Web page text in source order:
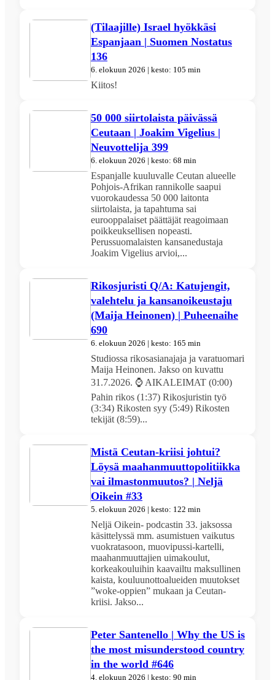
(Tilaajille) Israel hyökkäsi
Espanjaan | Suomen Nostatus
136
6. elokuun 2026 | kesto: 105 min
Kiitos!
50 000 siirtolaista päivässä
Ceutaan | Joakim Vigelius |
Neuvottelija 399
6. elokuun 2026 | kesto: 68 min
Espanjalle kuuluvalle Ceutan alueelle
Pohjois-Afrikan rannikolle saapui
vuorokaudessa 50 000 laitonta
siirtolaista, ja tapahtuma sai
eurooppalaiset päättäjät reagoimaan
poikkeuksellisen nopeasti.
Perussuomalaisten kansanedustaja
Joakim Vigelius arvioi,...
Rikosjuristi Q/A: Katujengit,
valehtelu ja kansanoikeustaju
(Maija Heinonen) | Puheenaihe
690
6. elokuun 2026 | kesto: 165 min
Studiossa rikosasianajaja ja varatuomari
Maija Heinonen. Jakso on kuvattu
31.7.2026. ⌚ AIKALEIMAT (0:00)
Pahin rikos (1:37) Rikosjuristin työ
(3:34) Rikosten syy (5:49) Rikosten
tekijät (8:59)...
Mistä Ceutan-kriisi johtui?
Löysä maahanmuuttopolitiikka
vai ilmastonmuutos? | Neljä
Oikein #33
5. elokuun 2026 | kesto: 122 min
Neljä Oikein- podcastin 33. jaksossa
käsittelyssä mm. asumistuen vaikutus
vuokratasoon, muovipussi-kartelli,
maahanmuuttajien uimakoulut,
korkeakouluihin kaavailtu maksullinen
kaista, kouluunottoalueiden muutokset
”woke-oppien” mukaan ja Ceutan-
kriisi. Jakso...
Peter Santenello | Why the US is
the most misunderstood country
in the world #646
4. elokuun 2026 | kesto: 90 min